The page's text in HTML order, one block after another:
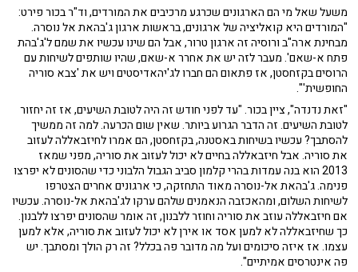
משעל שאל מי הם הארגונים שכרגע מרכיבים את המורדים, וד"ר בכור פירט:
"המורדים היא קואליציה של ארגונים, בראשות ארגון ג'בהאת אל נוסרה.
מבחינת ארה"ב ורוסיה זה ארגון טרור, אבל הם שינו עכשיו את שמם ל'ג'בהת
פתח א-שאם'. מעבר לזה יש את אחרר א-שאם, שהיו שותפים לשיחות עם
הרוסים בקזחסטן, אז פתאום הם חברו לג'יהאדיסטים ויש את 'צבא סוריה
החופשית'".
"זאת נדנדה", ציין בכור. "עד לפני חודש זה היה לטובת השיעים, אז זה יחזור
לטובת השיעים. זה הדבר הגרוע ביותר. שאין שום הכרעה. למה זה ממשיך
להסתבך? עכשיו בשיחות באסטנה, בקזחסטן, הם אמרו לחיזבאללה לעזוב
את סוריה. אבל חיזבאללה בחיים לא יכול לעזוב את סוריה, מפני שמאז
2013 הוא בנה עמדות בהרי קלמון סביב הגבול הלבוני כדי שהסונים לא יפרצו
פנימה. ג'בהאת אל-נוסרה מאוד התחזקה, כי ארגונים אחרים הצטרפו
לשיחות השלום, ומהאכזבה הנאמנים שלהם ערקו לג'בהאת אל-נוסרה. עכשיו
אם חיזבאללה עוזב את סוריה וחוזר ללבנון, זה אומר שהסונים יפרצו ללבנון.
כך שחיזבאללה לא למען אסד או אירן לא יכול לעזוב את סוריה, אלא למען
עצמו. אז איזה סיכומים ועל מה מדובר פה בכלל? זה רק הולך ומסתבך. יש
פה אינטרסים אמיתיים".